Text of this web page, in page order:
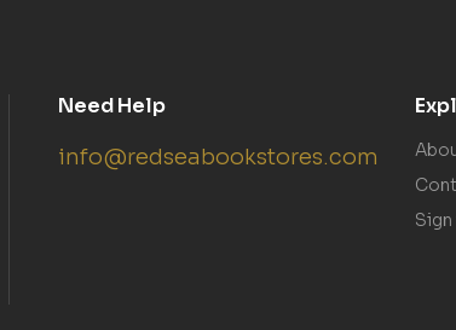
Need Help
info@redseabookstores.com